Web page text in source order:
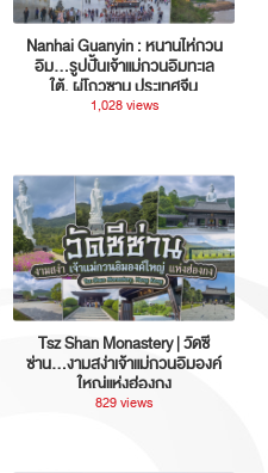
Nanhai Guanyin : หนานไห่กวน
อิม...รูปปั้นเจ้าแม่กวนอิมทะเล
ใต้, ผู่โถวซาน ประเทศจีน
1,028 views
Tsz Shan Monastery | วัดซี
ซ่าน…งามสง่าเจ้าแม่กวนอิมองค์
ใหญ่แห่งฮ่องกง
829 views